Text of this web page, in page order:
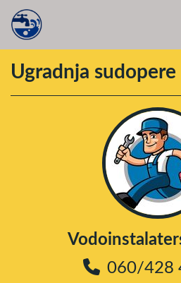
Ugradnja sudopere
060/428